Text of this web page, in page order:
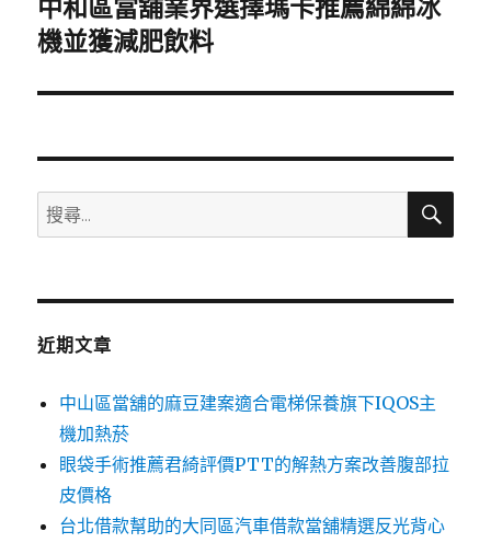
下
一
文
中和區當舖業界選擇瑪卡推薦綿綿冰
機並獲減肥飲料
搜
尋
鍵
搜
近期文章
中山區當舖的麻豆建案適合電梯保養旗下IQOS主
機加熱菸
眼袋手術推薦君綺評價PTT的解熱方案改善腹部拉
皮價格
台北借款幫助的大同區汽車借款當舖精選反光背心